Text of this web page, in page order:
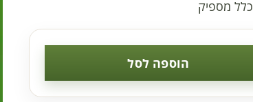
מספיק
הוספה לסל